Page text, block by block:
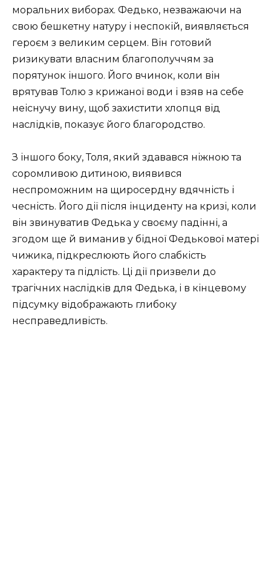
моральних виборах. Федько, незважаючи на
свою бешкетну натуру і неспокій, виявляється
героєм з великим серцем. Він готовий
ризикувати власним благополуччям за
порятунок іншого. Його вчинок, коли він
врятував Толю з крижаної води і взяв на себе
неіснучу вину, щоб захистити хлопця від
наслідків, показує його благородство.
З іншого боку, Толя, який здавався ніжною та
соромливою дитиною, виявився
неспроможним на щиросердну вдячність і
чесність. Його дії після інциденту на кризі, коли
він звинуватив Федька у своєму падінні, а
згодом ще й виманив у бідної Федькової матері
чижика, підкреслюють його слабкість
характеру та підлість. Ці дії призвели до
трагічних наслідків для Федька, і в кінцевому
підсумку відображають глибоку
несправедливість.